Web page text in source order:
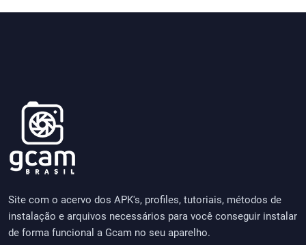
Site com o acervo dos APK's, profiles, tutoriais, métodos de
instalação e arquivos necessários para você conseguir instalar
de forma funcional a Gcam no seu aparelho.